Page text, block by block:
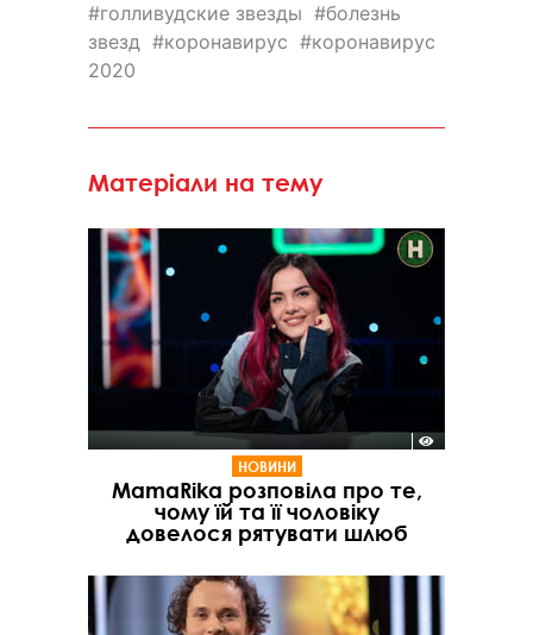
голливудские звезды
болезнь
звезд
коронавирус
коронавирус
2020
Матеріали на тему
НОВИНИ
MamaRika розповіла про те,
чому їй та її чоловіку
довелося рятувати шлюб